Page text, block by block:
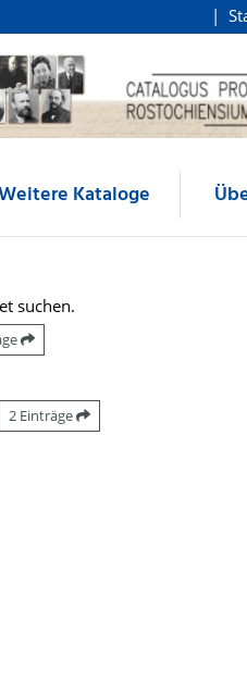
Kataloge
suchen.
2 Einträge